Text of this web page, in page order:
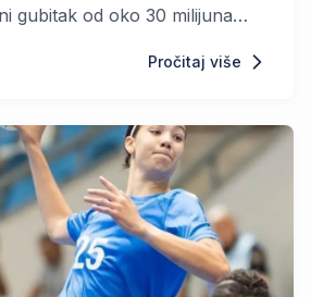
gubitak od oko 30 milijuna
drugom je tromjesečju 2026.
Pročitaj više